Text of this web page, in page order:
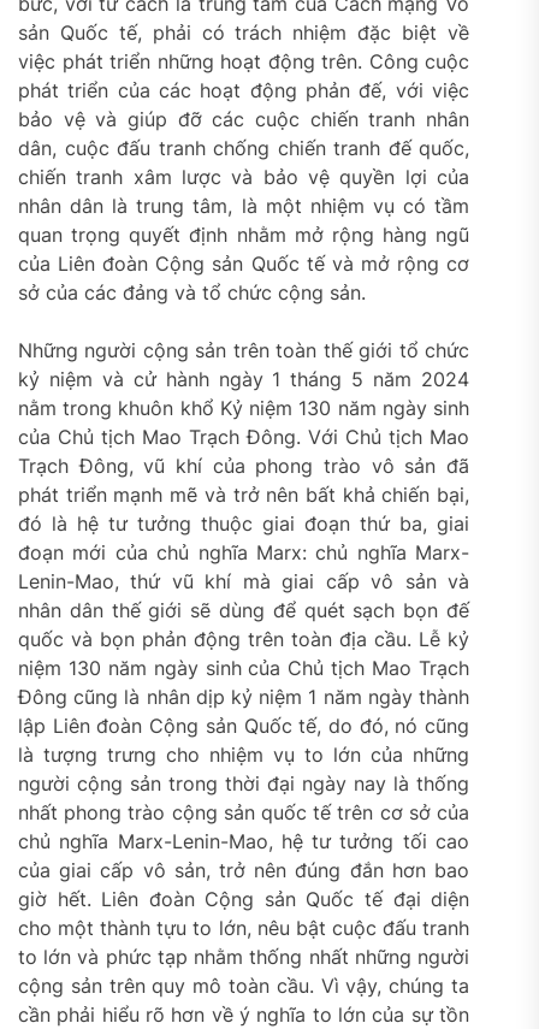
sản Quốc tế, phải có trách nhiệm đặc biệt về
việc phát triển những hoạt động trên. Công cuộc
phát triển của các hoạt động phản đế, với việc
bảo vệ và giúp đỡ các cuộc chiến tranh nhân
dân, cuộc đấu tranh chống chiến tranh đế quốc,
chiến tranh xâm lược và bảo vệ quyền lợi của
nhân dân là trung tâm, là một nhiệm vụ có tầm
quan trọng quyết định nhằm mở rộng hàng ngũ
của Liên đoàn Cộng sản Quốc tế và mở rộng cơ
sở của các đảng và tổ chức cộng sản.
Những người cộng sản trên toàn thế giới tổ chức
kỷ niệm và cử hành ngày 1 tháng 5 năm 2024
nằm trong khuôn khổ Kỷ niệm 130 năm ngày sinh
của Chủ tịch Mao Trạch Đông. Với Chủ tịch Mao
Trạch Đông, vũ khí của phong trào vô sản đã
phát triển mạnh mẽ và trở nên bất khả chiến bại,
đó là hệ tư tưởng thuộc giai đoạn thứ ba, giai
đoạn mới của chủ nghĩa Marx: chủ nghĩa Marx-
Lenin-Mao, thứ vũ khí mà giai cấp vô sản và
nhân dân thế giới sẽ dùng để quét sạch bọn đế
quốc và bọn phản động trên toàn địa cầu. Lễ kỷ
niệm 130 năm ngày sinh của Chủ tịch Mao Trạch
Đông cũng là nhân dịp kỷ niệm 1 năm ngày thành
lập Liên đoàn Cộng sản Quốc tế, do đó, nó cũng
là tượng trưng cho nhiệm vụ to lớn của những
người cộng sản trong thời đại ngày nay là thống
nhất phong trào cộng sản quốc tế trên cơ sở của
chủ nghĩa Marx-Lenin-Mao, hệ tư tưởng tối cao
của giai cấp vô sản, trở nên đúng đắn hơn bao
giờ hết. Liên đoàn Cộng sản Quốc tế đại diện
cho một thành tựu to lớn, nêu bật cuộc đấu tranh
to lớn và phức tạp nhằm thống nhất những người
cộng sản trên quy mô toàn cầu. Vì vậy, chúng ta
cần phải hiểu rõ hơn về ý nghĩa to lớn của sự tồn